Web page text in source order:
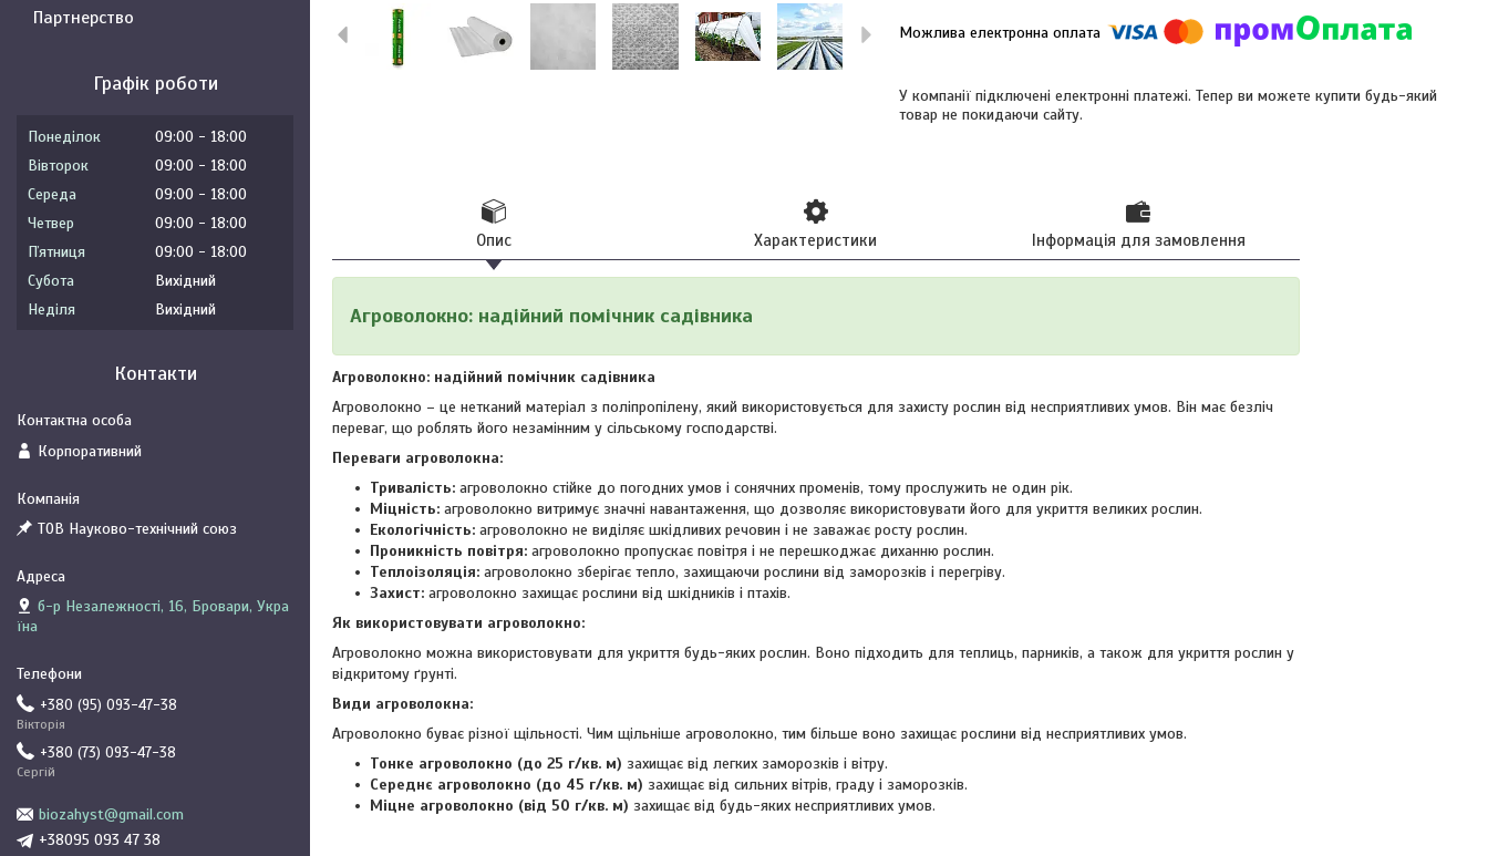
У компанії підключені електронні платежі. Тепер ви можете купити будь-який
товар не покидаючи сайту.
Опис Характеристики Інформація для замовлення
Агроволокно: надійний помічник садівника
Агроволокно: надійний помічник садівника
Агроволокно – це нетканий матеріал з поліпропілену, який використовується для захисту рослин від несприятливих умов. Він має безліч
переваг, що роблять його незамінним у сільському господарстві.
Переваги агроволокна:
Тривалість: агроволокно стійке до погодних умов і сонячних променів, тому прослужить не один рік.
Міцність: агроволокно витримує значні навантаження, що дозволяє використовувати його для укриття великих рослин.
Екологічність: агроволокно не виділяє шкідливих речовин і не заважає росту рослин.
Проникність повітря: агроволокно пропускає повітря і не перешкоджає диханню рослин.
Теплоізоляція: агроволокно зберігає тепло, захищаючи рослини від заморозків і перегріву.
Захист: агроволокно захищає рослини від шкідників і птахів.
Як використовувати агроволокно:
Агроволокно можна використовувати для укриття будь-яких рослин. Воно підходить для теплиць, парників, а також для укриття рослин у
відкритому ґрунті.
Види агроволокна:
Агроволокно буває різної щільності. Чим щільніше агроволокно, тим більше воно захищає рослини від несприятливих умов.
Тонке агроволокно (до 25 г/кв. м) захищає від легких заморозків і вітру.
Середнє агроволокно (до 45 г/кв. м) захищає від сильних вітрів, граду і заморозків.
Міцне агроволокно (від 50 г/кв. м) захищає від будь-яких несприятливих умов.
Партнерство
Графік роботи
Понеділок 09:00
18:00
Вівторок
09:00
18:00
Середа
09:00
18:00
Четвер
09:00
18:00
Пʼятниця
09:00
18:00
Субота
Вихідний
Неділя
Вихідний
Контакти
Корпоративний
ТОВ Науково-технічний союз
б-р Незалежності, 16, Бровари, Укра
їна
+380 (95) 093-47-38
Вікторія
+380 (73) 093-47-38
Сергій
biozahyst@gmail.com
+38095 093 47 38